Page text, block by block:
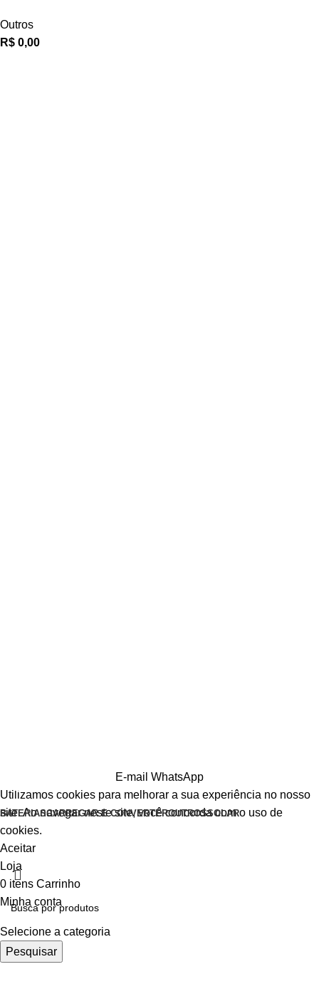
Outros
R$ 0,00
BATERIASCARREGAR E CONVERTEROUTROSSOLAR
E-mail WhatsApp
Utilizamos cookies para melhorar a sua experiência no nosso
site. Ao navegar neste site, você concorda com o uso de
cookies.
Aceitar
Selecione a categoria
Pesquisar
Loja
0 itens Carrinho
Minha conta